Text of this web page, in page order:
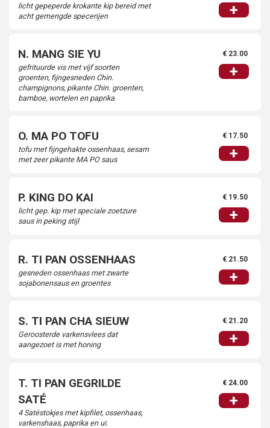
licht gepeperde krokante kip bereid met
acht gemengde specerijen
+
N. MANG SIE YU
gefrituurde vis met vijf soorten
groenten, fijngesneden Chin.
champignons, pikante Chin. groenten,
bamboe, wortelen en paprika
€ 23.00
+
O. MA PO TOFU
tofu met fijngehakte ossenhaas, sesam
met zeer pikante MA PO saus
€ 17.50
+
P. KING DO KAI
licht gep. kip met speciale zoetzure
saus in peking stijl
€ 19.50
+
R. TI PAN OSSENHAAS
gesneden ossenhaas met zwarte
sojabonensaus en groentes
€ 21.50
+
S. TI PAN CHA SIEUW
Geroosterde varkensvlees dat
aangezoet is met honing
€ 21.20
+
T. TI PAN GEGRILDE
SATÉ
4 Satéstokjes met kipfilet, ossenhaas,
varkenshaas, paprika en ui.
€ 24.00
+